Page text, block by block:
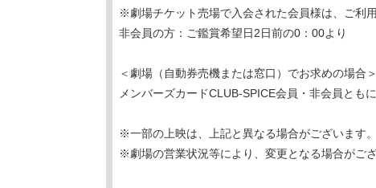
※劇場チケット売場で入会された会員様は、ご利
非会員の方：ご鑑賞希望日2日前の0：00より
＜劇場（自動券売機または窓口）でお求めの場合＞
メンバーズカードCLUB-SPICE会員・非会員とも
※一部の上映は、上記と異なる場合がございます。
※劇場の営業状況等により、変更となる場合がござ